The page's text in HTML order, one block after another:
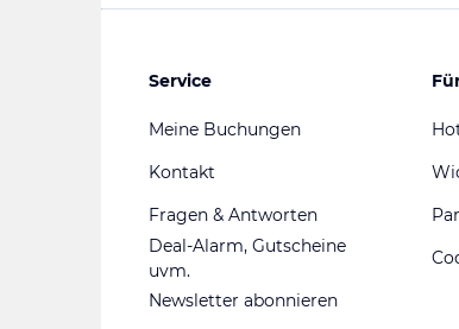
Service
Meine Buchungen
Kontakt
Fragen & Antworten
Deal-Alarm, Gutscheine
uvm.
Newsletter abonnieren